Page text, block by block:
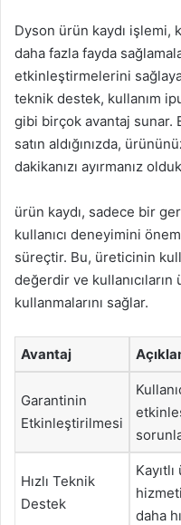
Dyson ürün kaydı işlemi,
daha fazla fayda
etkinleştirmelerini
teknik destek, kullanım
gibi birçok avantaj sunar.
satın aldığınızda,
dakikanızı ayırmanız
ürün kaydı, sadece bir
kullanıcı deneyimini
süreçtir. Bu, üreticinin
değerdir ve
kullanmalarını sağlar.
Avantaj
Garantinin
Etkinleştirilmesi
Hızlı Teknik
Destek
daha